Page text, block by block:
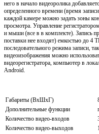
него в начало видеоролика
определенного времени (время
каждой камере можно задать зоны
просмотра. Управление
и мыши (все в в комплекте). Запись
поставки нее входят) емкостью до 4
последовательного режима записи,
видеоизображения можно
видеорегистратора, компьютер в
Android.
Габариты (ВхШхГ)
Дополнительные функции
Количество видео-входов
Количество видео-выходов